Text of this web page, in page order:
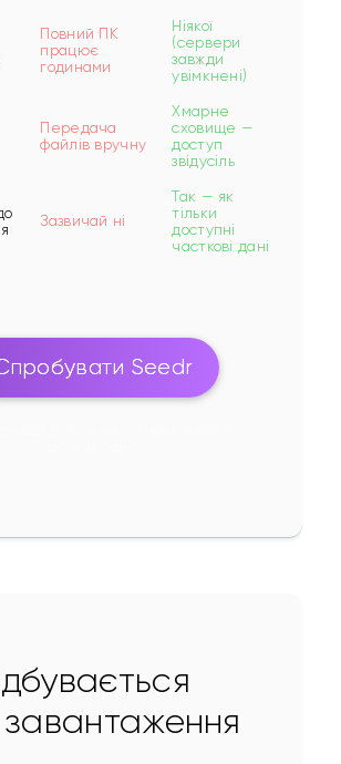
Повний ПК
працює
годинами
Ніякої
(сервери
завжди
увімкнені)
Передача
файлів вручну
Хмарне
сховище —
доступ
звідусіль
Зазвичай ні
Так — як
тільки
доступні
часткові дані
Seedr
завантаження